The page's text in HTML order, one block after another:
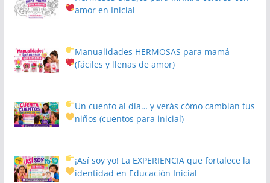
amor en Inicial
Manualidades HERMOSAS para mamá
(fáciles y llenas de amor)
Un cuento al día… y verás cómo cambian tus
niños(cuentos para inicial)
¡Así soy yo! La EXPERIENCIA que fortalece la
identidad en Educación Inicial